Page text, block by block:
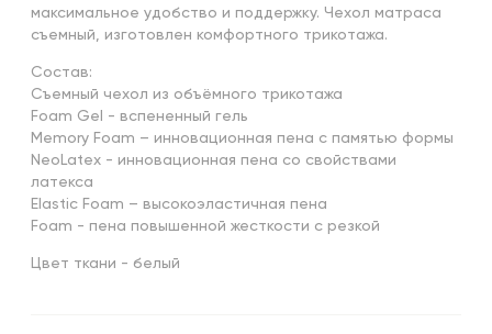
максимальное удобство и поддержку. Чехол матраса
съемный, изготовлен комфортного трикотажа.
Состав:
Съемный чехол из объёмного трикотажа
Foam Gel - вспененный гель
Memory Foam – инновационная пена с памятью формы
NeoLatex - инновационная пена со свойствами
латекса
Elastic Foam – высокоэластичная пена
Foam - пена повышенной жесткости с резкой
Цвет ткани - белый